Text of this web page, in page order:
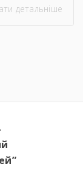
детальніше